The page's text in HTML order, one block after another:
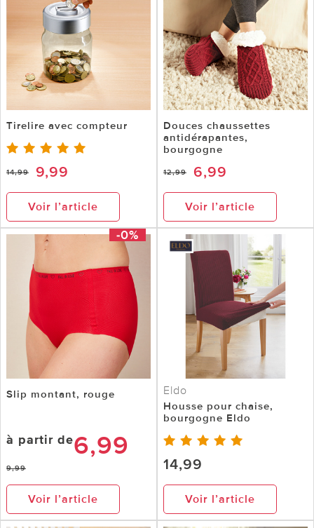
Tirelire avec compteur
14,99 9,99
Voir l’article
Douces chaussettes
antidérapantes,
bourgogne
12,99 6,99
Voir l’article
-0%
Slip montant, rouge
à partir de6,99
9,99
Voir l’article
Eldo
Housse pour chaise,
bourgogne Eldo
14,99
Voir l’article